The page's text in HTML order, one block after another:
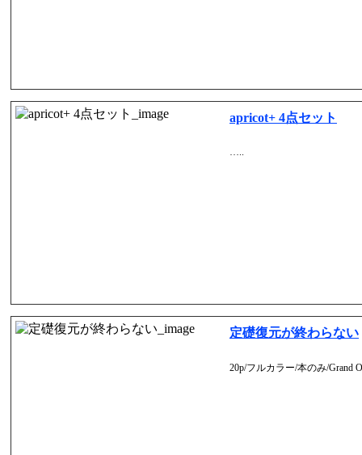
apricot+ 4点セット
…..
定礎復元が終わらない
20p/フルカラー/本のみ/Grand